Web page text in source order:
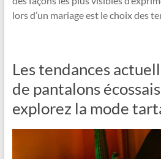
lors d’un mariage est le choix des
Les tendances
de pantalons
explorez la mode